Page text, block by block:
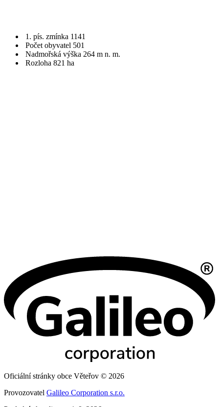
1. pís. zmínka 1141
Počet obyvatel 501
Nadmořská výška 264 m n. m.
Rozloha 821 ha
Oficiální stránky obce Věteřov © 2026
Provozovatel Galileo Corporation s.r.o.